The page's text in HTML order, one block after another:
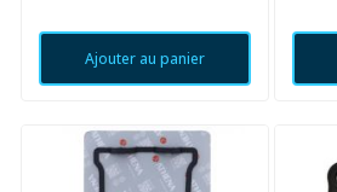
Ajouter au panier